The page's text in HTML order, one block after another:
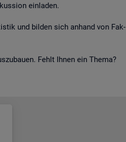
ein­la­den.
und bil­den sich an­hand von Fak­
Fehlt Ihnen ein Thema?